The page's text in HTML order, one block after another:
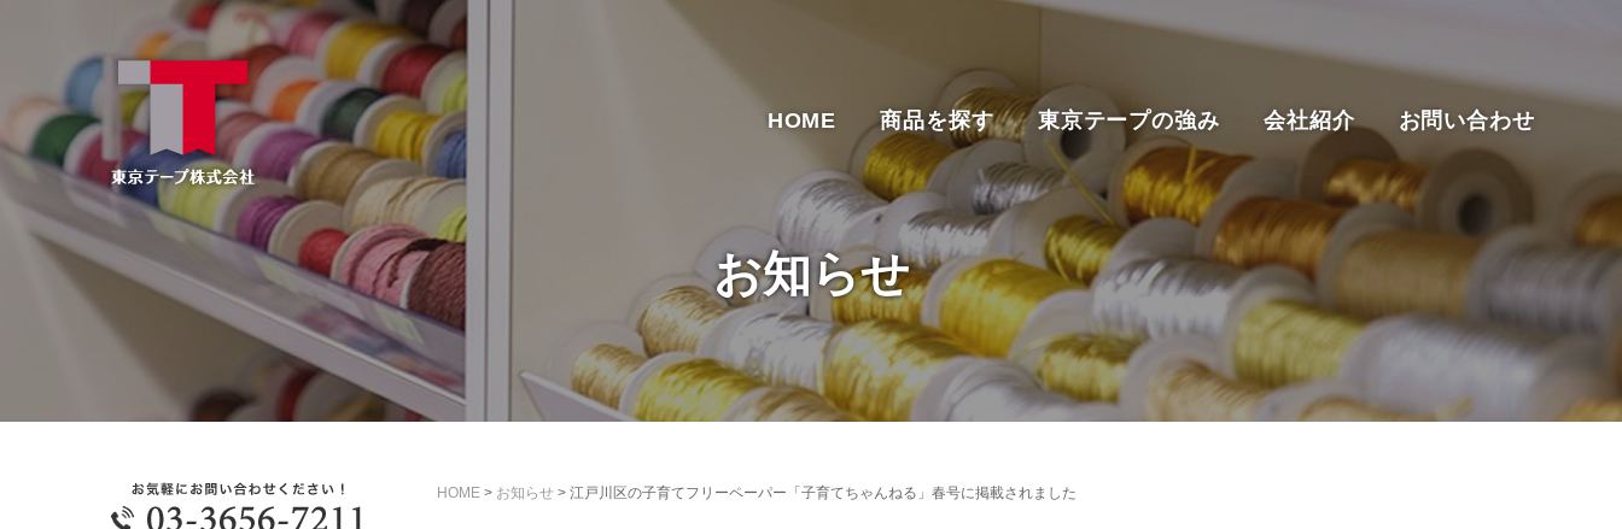
HOME 商品を探す 東京テープの強み 会社紹介 お問い合わせ
お知らせ
HOME > お知らせ > 江戸川区の子育てフリーペーパー「子育てちゃんねる」春号に掲載されました